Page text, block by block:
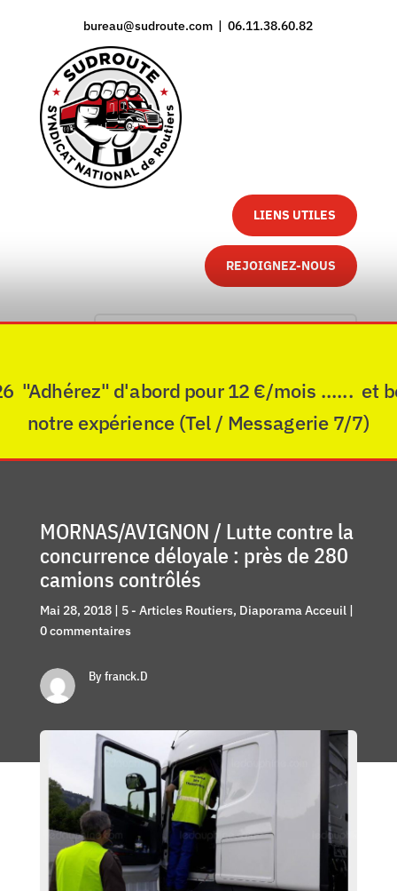
bureau@sudroute.com | 06.11.38.60.82
LIENS UTILES
REJOIGNEZ-NOUS
d'abord pour 12 €/mois ...... et
notre expérience (Tel / Messagerie 7/7)
MORNAS/AVIGNON / Lutte contre la
concurrence déloyale : près de 280
camions contrôlés
Mai 28, 2018| 5 - Articles Routiers, Diaporama Acceuil|
0 commentaires
By franck.D